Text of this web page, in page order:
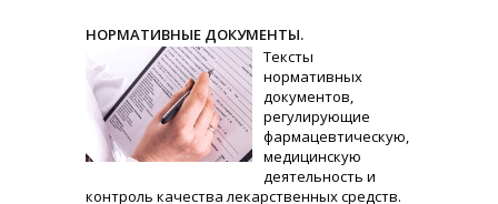
НОРМАТИВНЫЕ ДОКУМЕНТЫ.
Тексты
нормативных
документов,
регулирующие
фармацевтическую,
медицинскую
деятельность и
контроль качества лекарственных средств.